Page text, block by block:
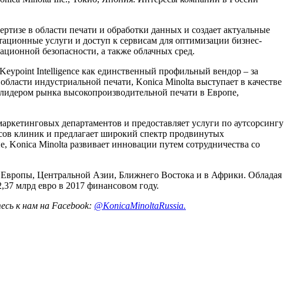
в области печати и обработки данных и создает актуальные
услуги и доступ к сервисам для оптимизации бизнес-
безопасности, а также облачных сред.
Intelligence как единственный профильный вендор – за
индустриальной печати, Konica Minolta выступает в качестве
рынка высокопроизводительной печати в Европе,
департаментов и предоставляет услуги по аутсорсингу
клиник и предлагает широкий спектр продвинутых
Minolta развивает инновации путем сотрудничества со
Европы, Центральной Азии, Ближнего Востока и в Африки. Обладая
млрд евро в 2017 финансовом году.
к нам на Facebook: @KonicaMinoltaRussia.